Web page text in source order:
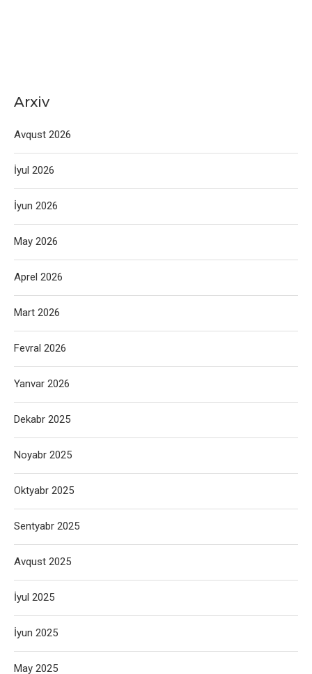
Arxiv
Avqust 2026
İyul 2026
İyun 2026
May 2026
Aprel 2026
Mart 2026
Fevral 2026
Yanvar 2026
Dekabr 2025
Noyabr 2025
Oktyabr 2025
Sentyabr 2025
Avqust 2025
İyul 2025
İyun 2025
May 2025